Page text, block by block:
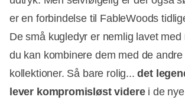
er en forbindelse til FableWoods
De små kugledyr er nemlig lavet med
du kan kombinere dem med de
kollektioner. Så bare rolig...det
lever kompromisløst viderei de